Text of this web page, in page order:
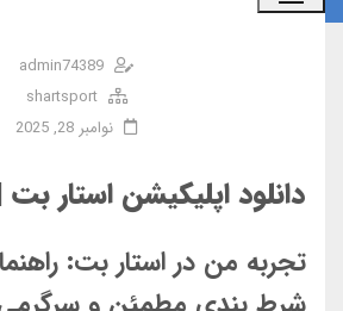
admin74389
shartsport
نوامبر 28, 2025
دانلود اپلیکیشن استار
تجربه من در استار بت: